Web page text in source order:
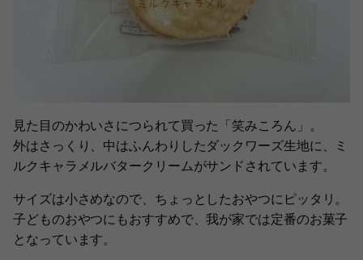
見た目のかわいさにつられて買った「笑みころん」。
外はさっくり、中はふんわりしたダックワーズ生地に、ミ
ルクキャラメルバタークリームがサンドされています。
サイズは小さめなので、ちょっとしたおやつにピッタリ。
子どものおやつにもおすすめで、我が家では定番のお菓子
となっています。